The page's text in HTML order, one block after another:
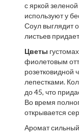
с яркой
используют у
Соул выглядит
листьев
Цветы
фиолетовым
лепестками.
до 45, что
Во время
открывается
Аромат